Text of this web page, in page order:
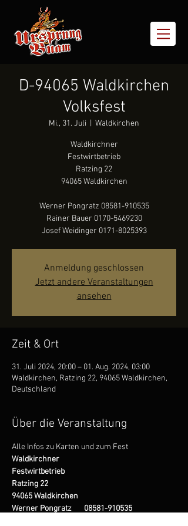
D-94065 Waldkirchen
Volksfest
Mi., 31. Juli Waldkirchen
Waldkirchner
Festwirtbetrieb
Ratzing 22
94065 Waldkirchen
Werner Pongratz 08581-910535
Rainer Bauer 0170-5469230
Josef Weidinger 0171-8025393
Anmeldung geschlossen
Jetzt andere Veranstaltungen
ansehen
Zeit & Ort
31. Juli 2024, 20:00 – 01. Aug. 2024, 03:00
Waldkirchen, Ratzing 22, 94065 Waldkirchen,
Deutschland
Über die Veranstaltung
Alle Infos zu Karten und zum Fest
Waldkirchner
Festwirtbetrieb
Ratzing 22
94065 Waldkirchen
Werner Pongratz       08581-910535